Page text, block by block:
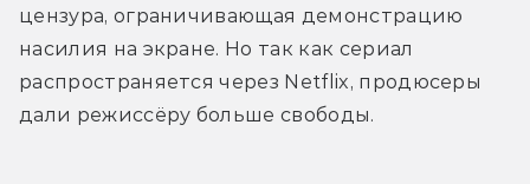
цензура, ограничивающая демонстрацию
насилия на экране. Но так как сериал
распространяется через Netflix, продюсеры
дали режиссёру больше свободы.